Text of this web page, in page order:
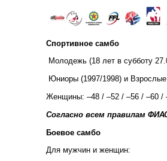
Спортивное самбо
Молодежь (18 лет в субботу
Юниоры (1997/1998) и
Женщины: –48 / –52 / –56 / –60 /
Согласно всем правилам
Боевое самбо
Для мужчин и женщин: